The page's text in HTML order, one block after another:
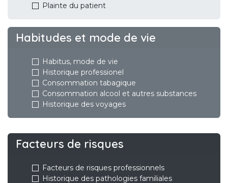
Plainte du patient
Habitudes et mode de vie
Habitus, mode de vie
Historique professionel
Consommation tabagique
Consommation alcool et autres substances
Historique des voyages
Facteurs de risques
Facteurs de risques professionnels
Historique des pathologies familiales